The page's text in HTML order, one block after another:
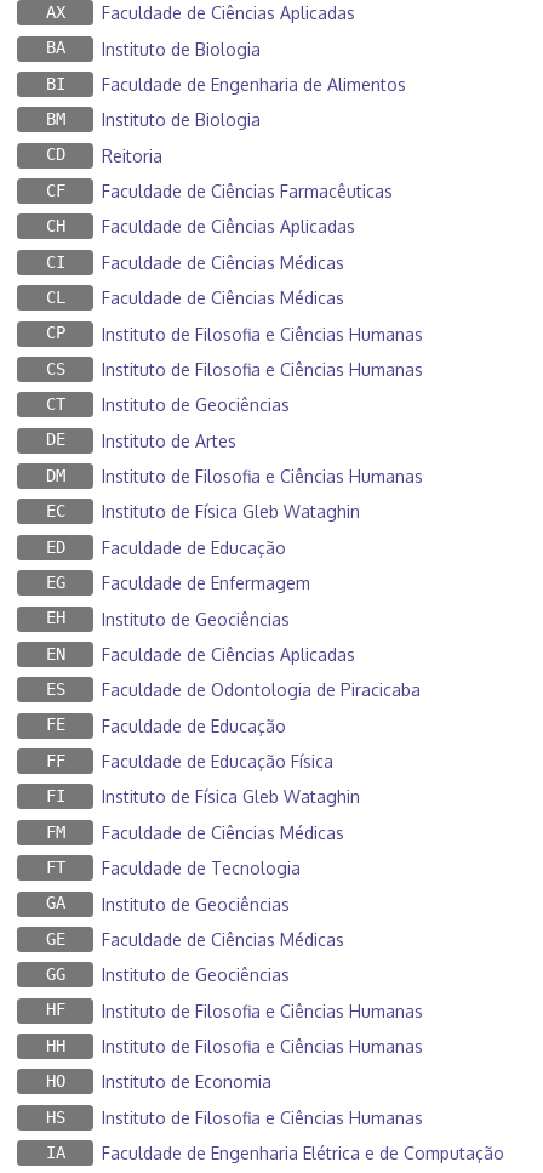
AX Faculdade de Ciências Aplicadas
BA Instituto de Biologia
BI Faculdade de Engenharia de Alimentos
BM Instituto de Biologia
CD Reitoria
CF Faculdade de Ciências Farmacêuticas
CH Faculdade de Ciências Aplicadas
CI Faculdade de Ciências Médicas
CL Faculdade de Ciências Médicas
CP Instituto de Filosofia e Ciências Humanas
CS Instituto de Filosofia e Ciências Humanas
CT Instituto de Geociências
DE Instituto de Artes
DM Instituto de Filosofia e Ciências Humanas
EC Instituto de Física Gleb Wataghin
ED Faculdade de Educação
EG Faculdade de Enfermagem
EH Instituto de Geociências
EN Faculdade de Ciências Aplicadas
ES Faculdade de Odontologia de Piracicaba
FE Faculdade de Educação
FF Faculdade de Educação Física
FI Instituto de Física Gleb Wataghin
FM Faculdade de Ciências Médicas
FT Faculdade de Tecnologia
GA Instituto de Geociências
GE Faculdade de Ciências Médicas
GG Instituto de Geociências
HF Instituto de Filosofia e Ciências Humanas
HH Instituto de Filosofia e Ciências Humanas
HO Instituto de Economia
HS Instituto de Filosofia e Ciências Humanas
IA Faculdade de Engenharia Elétrica e de Computação